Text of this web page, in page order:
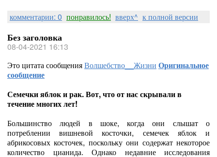
комментарии: 0 понравилось! вверх^ к полной версии
Без заголовка
08-04-2021 16:13
Это цитата сообщенияВолшебство__Жизни Оригинальное
сообщение
Семечки яблок и рак. Вот, что от нас скрывали в
течение многих лет!
Большинство людей в шоке, когда они слышат о
потреблении вишневой косточки, семечек яблок и
абрикосовых косточек, поскольку они содержат некоторое
количество цианида. Однако недавние исследования